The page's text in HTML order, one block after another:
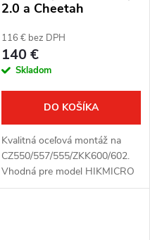
2.0 a Cheetah
116 € bez DPH
140 €
Skladom
DO KOŠÍKA
Kvalitná oceľová montáž na
CZ550/557/555/ZKK600/602.
Vhodná pre model HIKMICRO
Thunder, Panther 1.0, 2.0 a